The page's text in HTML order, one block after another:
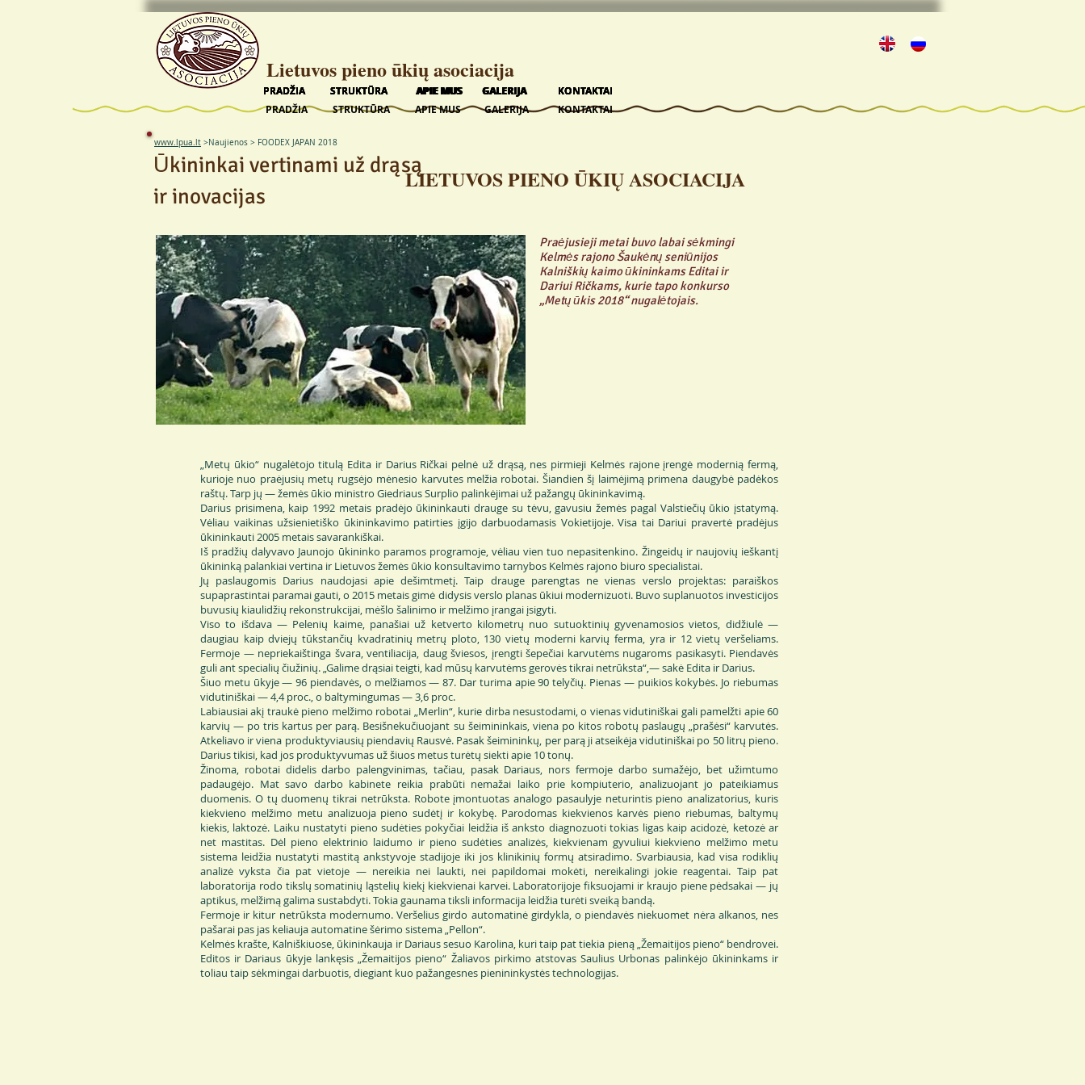
KONTAKTAI
GALERIJA
APIE MUS
STRUKTŪRA
PRADŽIA STRUKTŪRA APIE MUS
PRADŽIA GALERIJA KONTAKTAI
PRADŽIA STRUKTŪRA APIE MUS GALERIJA KONTAKTAI
PRADŽIA STRUKTŪRA APIE MUS GALERIJA KONTAKTAI
PRADŽIA STRUKTŪRA APIE MUS GALERIJA KONTAKTAI
LIETUVOS PIENO ŪKIŲ ASOCIACIJA
Lietuvos pieno ūkių asociacija
APIE MUS GALERIJA
PRADŽIA STRUKTŪRA KONTAKTAI
www.lpua.lt >Naujienos > FOODEX JAPAN 2018
Ūkininkai vertinami už drąsą
ir inovacijas
Praėjusieji metai buvo labai sėkmingi
Kelmės rajono Šaukėnų seniūnijos
Kalniškių kaimo ūkininkams Editai ir
Dariui Ričkams, kurie tapo konkurso
„Metų ūkis 2018“ nugalėtojais.
„Metų ūkio“ nugalėtojo titulą Edita ir Darius Ričkai pelnė už drąsą, nes pirmieji Kelmės rajone įrengė modernią fermą,
kurioje nuo praėjusių metų rugsėjo mėnesio karvutes melžia robotai. Šiandien šį laimėjimą primena daugybė padėkos
raštų. Tarp jų — žemės ūkio ministro Giedriaus Surplio palinkėjimai už pažangų ūkininkavimą.
Darius prisimena, kaip 1992 metais pradėjo ūkininkauti drauge su tėvu, gavusiu žemės pagal Valstiečių ūkio įstatymą.
Vėliau vaikinas užsienietiško ūkininkavimo patirties įgijo darbuodamasis Vokietijoje. Visa tai Dariui pravertė pradėjus
ūkininkauti 2005 metais savarankiškai.
Iš pradžių dalyvavo Jaunojo ūkininko paramos programoje, vėliau vien tuo nepasitenkino. Žingeidų ir naujovių ieškantį
ūkininką palankiai vertina ir Lietuvos žemės ūkio konsultavimo tarnybos Kelmės rajono biuro specialistai.
Jų paslaugomis Darius naudojasi apie dešimtmetį. Taip drauge parengtas ne vienas verslo projektas: paraiškos
supaprastintai paramai gauti, o 2015 metais gimė didysis verslo planas ūkiui modernizuoti. Buvo suplanuotos investicijos
buvusių kiaulidžių rekonstrukcijai, mėšlo šalinimo ir melžimo įrangai įsigyti.
Viso to išdava — Pelenių kaime, panašiai už ketverto kilometrų nuo sutuoktinių gyvenamosios vietos, didžiulė —
daugiau kaip dviejų tūkstančių kvadratinių metrų ploto, 130 vietų moderni karvių ferma, yra ir 12 vietų veršeliams.
Fermoje — nepriekaištinga švara, ventiliacija, daug šviesos, įrengti šepečiai karvutėms nugaroms pasikasyti. Piendavės
guli ant specialių čiužinių. „Galime drąsiai teigti, kad mūsų karvutėms gerovės tikrai netrūksta“,— sakė Edita ir Darius.
Šiuo metu ūkyje — 96 piendavės, o melžiamos — 87. Dar turima apie 90 telyčių. Pienas — puikios kokybės. Jo riebumas
vidutiniškai — 4,4 proc., o baltymingumas — 3,6 proc.
Labiausiai akį traukė pieno melžimo robotai „Merlin“, kurie dirba nesustodami, o vienas vidutiniškai gali pamelžti apie 60
karvių — po tris kartus per parą. Besišnekučiuojant su šeimininkais, viena po kitos robotų paslaugų „prašėsi“ karvutės.
Atkeliavo ir viena produktyviausių piendavių Rausvė. Pasak šeimininkų, per parą ji atseikėja vidutiniškai po 50 litrų pieno.
Darius tikisi, kad jos produktyvumas už šiuos metus turėtų siekti apie 10 tonų.
Žinoma, robotai didelis darbo palengvinimas, tačiau, pasak Dariaus, nors fermoje darbo sumažėjo, bet užimtumo
padaugėjo. Mat savo darbo kabinete reikia prabūti nemažai laiko prie kompiuterio, analizuojant jo pateikiamus
duomenis. O tų duomenų tikrai netrūksta. Robote įmontuotas analogo pasaulyje neturintis pieno analizatorius, kuris
kiekvieno melžimo metu analizuoja pieno sudėtį ir kokybę. Parodomas kiekvienos karvės pieno riebumas, baltymų
kiekis, laktozė. Laiku nustatyti pieno sudėties pokyčiai leidžia iš anksto diagnozuoti tokias ligas kaip acidozė, ketozė ar
net mastitas. Dėl pieno elektrinio laidumo ir pieno sudėties analizės, kiekvienam gyvuliui kiekvieno melžimo metu
sistema leidžia nustatyti mastitą ankstyvoje stadijoje iki jos klinikinių formų atsiradimo. Svarbiausia, kad visa rodiklių
analizė vyksta čia pat vietoje — nereikia nei laukti, nei papildomai mokėti, nereikalingi jokie reagentai. Taip pat
laboratorija rodo tikslų somatinių ląstelių kiekį kiekvienai karvei. Laboratorijoje fiksuojami ir kraujo piene pėdsakai — jų
aptikus, melžimą galima sustabdyti. Tokia gaunama tiksli informacija leidžia turėti sveiką bandą.
Fermoje ir kitur netrūksta modernumo. Veršelius girdo automatinė girdykla, o piendavės niekuomet nėra alkanos, nes
pašarai pas jas keliauja automatine šėrimo sistema „Pellon“.
Kelmės krašte, Kalniškiuose, ūkininkauja ir Dariaus sesuo Karolina, kuri taip pat tiekia pieną „Žemaitijos pieno“ bendrovei.
Editos ir Dariaus ūkyje lankęsis „Žemaitijos pieno“ Žaliavos pirkimo atstovas Saulius Urbonas palinkėjo ūkininkams ir
toliau taip sėkmingai darbuotis, diegiant kuo pažangesnes pienininkystės technologijas.